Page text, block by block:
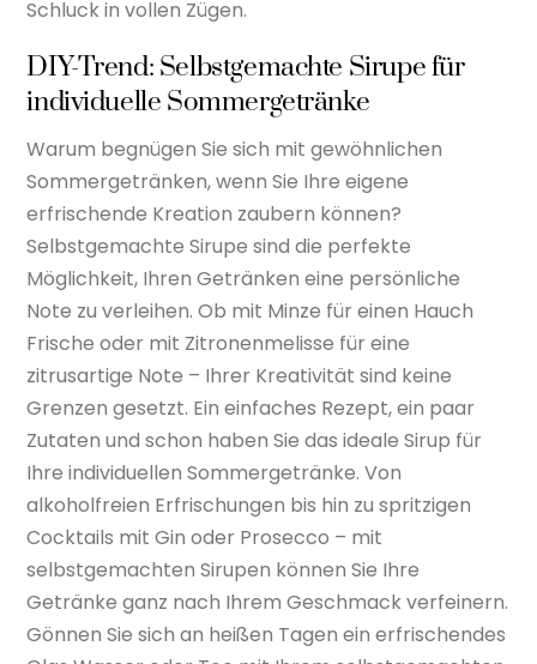
Schluck in vollen Zügen.
DIY-Trend: Selbstgemachte Sirupe für
individuelle Sommergetränke
Warum begnügen Sie sich mit gewöhnlichen
Sommergetränken, wenn Sie Ihre eigene
erfrischende Kreation zaubern können?
Selbstgemachte Sirupe sind die perfekte
Möglichkeit, Ihren Getränken eine persönliche
Note zu verleihen. Ob mit Minze für einen Hauch
Frische oder mit Zitronenmelisse für eine
zitrusartige Note – Ihrer Kreativität sind keine
Grenzen gesetzt. Ein einfaches Rezept, ein paar
Zutaten und schon haben Sie das ideale Sirup für
Ihre individuellen Sommergetränke. Von
alkoholfreien Erfrischungen bis hin zu spritzigen
Cocktails mit Gin oder Prosecco – mit
selbstgemachten Sirupen können Sie Ihre
Getränke ganz nach Ihrem Geschmack verfeinern.
Gönnen Sie sich an heißen Tagen ein erfrischendes